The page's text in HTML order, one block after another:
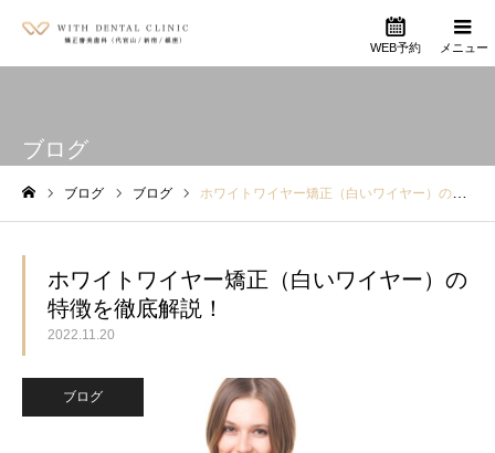
WEB予約 メニュー
ブログ
ブログ ブログ ホワイトワイヤー矯正（白いワイヤー）の特徴を徹底解説！
ホワイトワイヤー矯正（白いワイヤー）の
特徴を徹底解説！
2022.11.20
ブログ